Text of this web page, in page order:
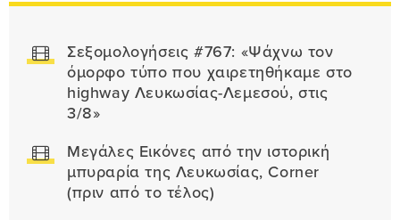
Σεξομολογήσεις #767: «Ψάχνω τον
όμορφο τύπο που χαιρετηθήκαμε στο
highway Λευκωσίας-Λεμεσού, στις
3/8»
Μεγάλες Εικόνες από την ιστορική
μπυραρία της Λευκωσίας, Corner
(πριν από το τέλος)